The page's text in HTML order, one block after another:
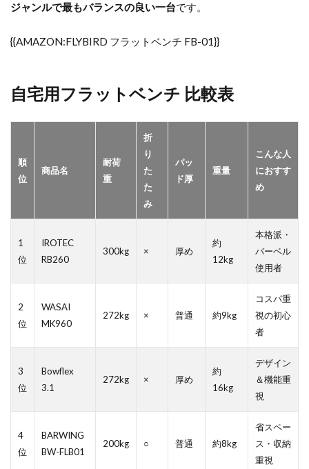
ジャンルで最もバランスの良い一台です。
{{AMAZON:FLYBIRD フラットベンチ FB-01}}
自宅用フラットベンチ 比較表
順
位
商品名
耐荷
重
折
り
た
た
み
パッ
ド厚
重量
こんな人
におすす
め
1
位
IROTEC
RB260
300kg × 厚め
約
12kg
本格派・
バーベル
使用者
2
位
WASAI
MK960
272kg × 普通 約9kg
コスパ重
視の初心
者
3
位
Bowflex
3.1
272kg × 厚め
約
16kg
デザイン
＆機能重
視
4
位
BARWING
BW-FLB01
200kg ○ 普通 約8kg
省スペー
ス・収納
重視